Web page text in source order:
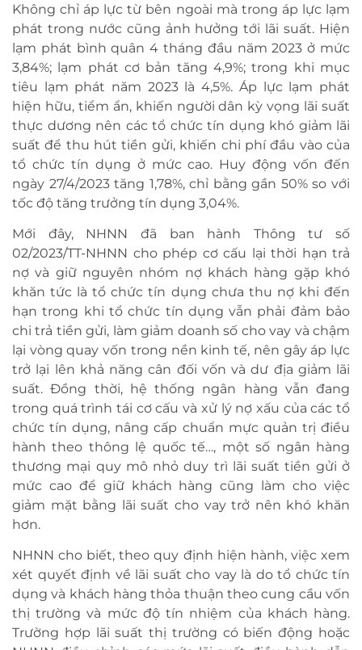
Không chỉ áp lực từ bên ngoài mà trong áp lực lạm
phát trong nước cũng ảnh hưởng tới lãi suất. Hiện
lạm phát bình quân 4 tháng đầu năm 2023 ở mức
3,84%; lạm phát cơ bản tăng 4,9%; trong khi mục
tiêu lạm phát năm 2023 là 4,5%. Áp lực lạm phát
hiện hữu, tiểm ẩn, khiến người dân kỳ vọng lãi suất
thực dương nên các tổ chức tín dụng khó giảm lãi
suất để thu hút tiền gửi, khiến chi phí đầu vào của
tổ chức tín dụng ở mức cao. Huy động vốn đến
ngày 27/4/2023 tăng 1,78%, chỉ bằng gần 50% so với
tốc độ tăng trưởng tín dụng 3,04%.
Mới đây, NHNN đã ban hành Thông tư số
02/2023/TT-NHNN cho phép cơ cấu lại thời hạn trả
nợ và giữ nguyên nhóm nợ khách hàng gặp khó
khăn tức là tổ chức tín dụng chưa thu nợ khi đến
hạn trong khi tổ chức tín dụng vẫn phải đảm bảo
chi trả tiền gửi, làm giảm doanh số cho vay và chậm
lại vòng quay vốn trong nền kinh tế, nên gây áp lực
trở lại lên khả năng cân đối vốn và dư địa giảm lãi
suất. Đồng thời, hệ thống ngân hàng vẫn đang
trong quá trình tái cơ cấu và xử lý nợ xấu của các tổ
chức tín dụng, nâng cấp chuẩn mực quản trị điều
hành theo thông lệ quốc tế…, một số ngân hàng
thương mại quy mô nhỏ duy trì lãi suất tiền gửi ở
mức cao để giữ khách hàng cũng làm cho việc
giảm mặt bằng lãi suất cho vay trở nên khó khăn
hơn.
NHNN cho biết, theo quy định hiện hành, việc xem
xét quyết định về lãi suất cho vay là do tổ chức tín
dụng và khách hàng thỏa thuận theo cung cầu vốn
thị trường và mức độ tín nhiệm của khách hàng.
Trường hợp lãi suất thị trường có biến động hoặc